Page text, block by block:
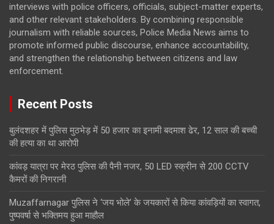
interviews with police officers, officials, subject-matter experts,
and other relevant stakeholders. By combining responsible
journalism with reliable sources, Police Media News aims to
promote informed public discourse, enhance accountability,
and strengthen the relationship between citizens and law
enforcement.
Recent Posts
बुलंदशहर में पुलिस मुठभेड़ में 50 हजार का इनामी बदमाश ढेर, 12 साल की बच्ची
की हत्या का था आरोपी
कांवड़ यात्रा पर मेरठ पुलिस की पैनी नजर, 50 LED स्क्रीन से 200 CCTV
कैमरों की निगरानी
Muzaffarnagar पुलिस ने ‘जय भोले’ के जयकारों से किया कांवड़ियों का स्वागत,
पुष्पवर्षा से भक्तिमय हुआ माहौल